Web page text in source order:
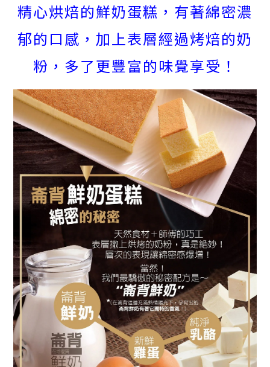
精心烘焙的鮮奶蛋糕，有著綿密濃
郁的口感，加上表層經過烤焙的奶
粉，多了更豐富的味覺享受！